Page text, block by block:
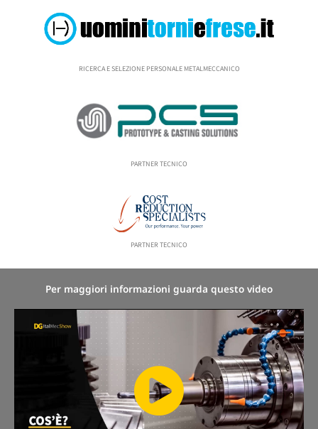
RICERCA E SELEZIONE PERSONALE METALMECCANICO
PARTNER TECNICO
PARTNER TECNICO
Per maggiori informazioni guarda questo video